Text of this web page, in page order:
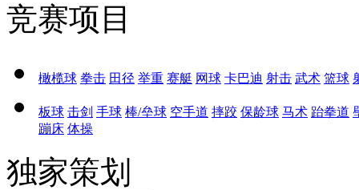
竞赛项目
橄榄球 拳击 田径 举重 赛艇 网球 卡巴迪 射击 武术 篮球
板球 击剑 手球 棒/垒球 空手道 摔跤 保龄球 马术 跆拳道
蹦床 体操
独家策划